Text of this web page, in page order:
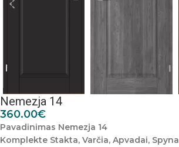
Nemezja 14
360.00€
Pavadinimas Nemezja 14
Komplekte Stakta, Varčia, Apvadai, Spyna